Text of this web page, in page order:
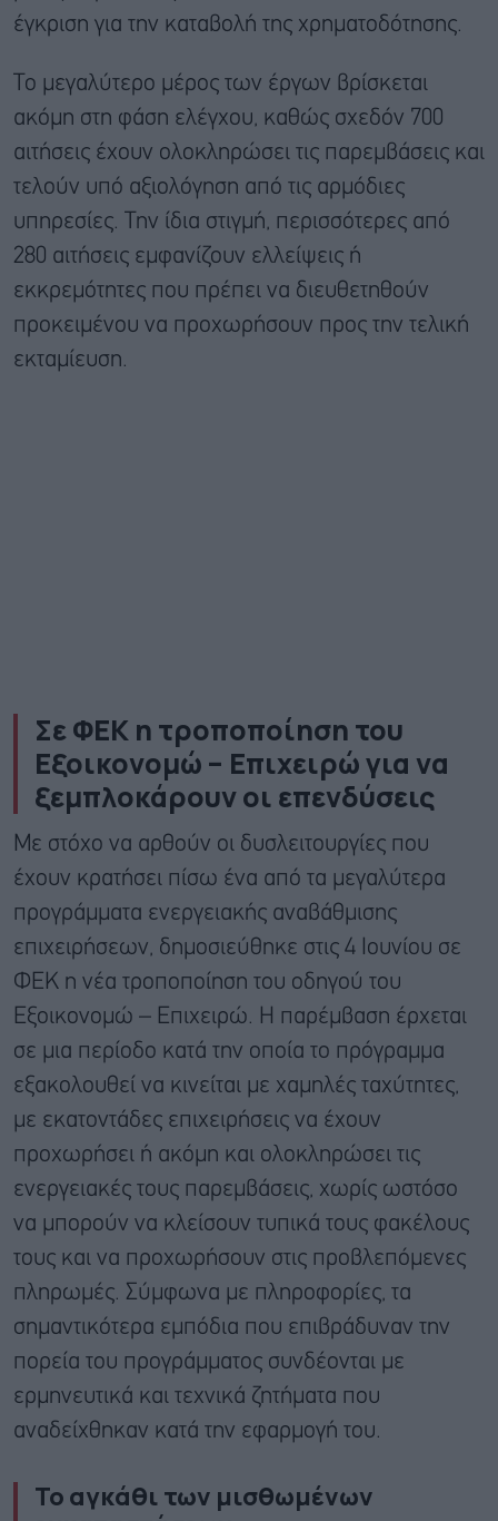
έγκριση για την καταβολή της χρηματοδότησης.
Το μεγαλύτερο μέρος των έργων βρίσκεται
ακόμη στη φάση ελέγχου, καθώς σχεδόν 700
αιτήσεις έχουν ολοκληρώσει τις παρεμβάσεις και
τελούν υπό αξιολόγηση από τις αρμόδιες
υπηρεσίες. Την ίδια στιγμή, περισσότερες από
280 αιτήσεις εμφανίζουν ελλείψεις ή
εκκρεμότητες που πρέπει να διευθετηθούν
προκειμένου να προχωρήσουν προς την τελική
εκταμίευση.
Σε ΦΕΚ η τροποποίηση του
Εξοικονομώ – Επιχειρώ για να
ξεμπλοκάρουν οι επενδύσεις
Με στόχο να αρθούν οι δυσλειτουργίες που
έχουν κρατήσει πίσω ένα από τα μεγαλύτερα
προγράμματα ενεργειακής αναβάθμισης
επιχειρήσεων, δημοσιεύθηκε στις 4 Ιουνίου σε
ΦΕΚ η νέα τροποποίηση του οδηγού του
Εξοικονομώ – Επιχειρώ. Η παρέμβαση έρχεται
σε μια περίοδο κατά την οποία το πρόγραμμα
εξακολουθεί να κινείται με χαμηλές ταχύτητες,
με εκατοντάδες επιχειρήσεις να έχουν
προχωρήσει ή ακόμη και ολοκληρώσει τις
ενεργειακές τους παρεμβάσεις, χωρίς ωστόσο
να μπορούν να κλείσουν τυπικά τους φακέλους
τους και να προχωρήσουν στις προβλεπόμενες
πληρωμές. Σύμφωνα με πληροφορίες, τα
σημαντικότερα εμπόδια που επιβράδυναν την
πορεία του προγράμματος συνδέονται με
ερμηνευτικά και τεχνικά ζητήματα που
αναδείχθηκαν κατά την εφαρμογή του.
Το αγκάθι των μισθωμένων